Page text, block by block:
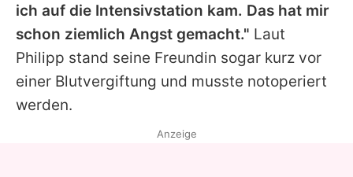
Utiq verwalten
ich auf die Intensivstation kam. Das hat mir
schon ziemlich Angst gemacht." Laut
Philipp stand seine Freundin sogar kurz vor
einer Blutvergiftung und musste notoperiert
werden.
Anzeige